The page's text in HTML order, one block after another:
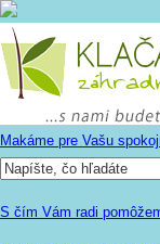
Makáme pre Vašu
S čím Vám radi